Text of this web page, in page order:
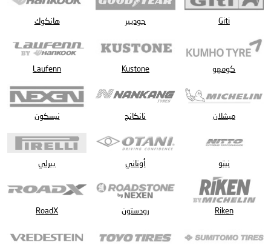
Giti جوديير هانكوك
كومهو Kustone
Laufenn
ميشلان نانكانج نيسكون
نيتو أوتاني بيرلي
Riken رودستون RoadX